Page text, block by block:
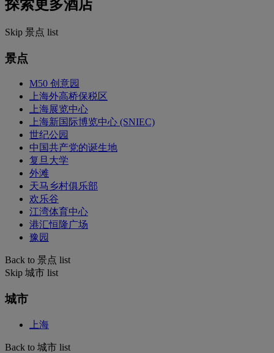
探索更多酒店
Skip 景点 list
景点
M50 创意园
上海外高桥保税区
上海展览中心
上海新国际博览中心 (SNIEC)
世纪公园
中国共产党的诞生地
复旦大学
外滩
天马乡村俱乐部
欢乐谷
江湾体育中心
港汇恒隆广场
豫园
Back to 景点 list
Skip 城市 list
城市
上海
Back to 城市 list